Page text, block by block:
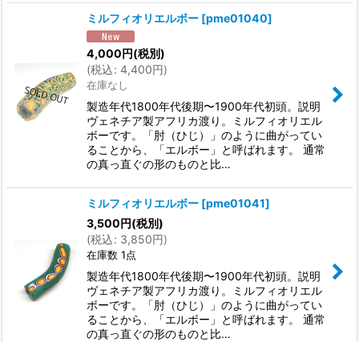
ミルフィオリエルボー [pme01040]
4,000円(税別)
(税込: 4,400円)
在庫なし
製造年代1800年代後期〜1900年代初頭。説明
ヴェネチア製アフリカ渡り。ミルフィオリエル
ボーです。「肘（ひじ）」のように曲がってい
ることから、「エルボー」と呼ばれます。 通常
の真っ直ぐの形のものと比…
ミルフィオリエルボー [pme01041]
3,500円(税別)
(税込: 3,850円)
在庫数 1点
製造年代1800年代後期〜1900年代初頭。説明
ヴェネチア製アフリカ渡り。ミルフィオリエル
ボーです。「肘（ひじ）」のように曲がってい
ることから、「エルボー」と呼ばれます。 通常
の真っ直ぐの形のものと比…